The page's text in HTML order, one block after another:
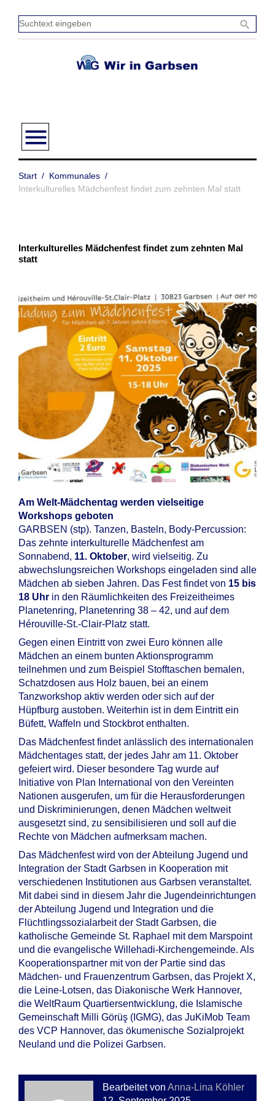
Inhalt
springen
search
menu
Start / Kommunales /
Interkulturelles Mädchenfest findet zum zehnten Mal statt
Interkulturelles Mädchenfest findet zum zehnten Mal
statt
Am Welt-Mädchentag werden vielseitige
Workshops geboten
GARBSEN (stp). Tanzen, Basteln, Body-Percussion:
Das zehnte interkulturelle Mädchenfest am
Sonnabend, 11. Oktober, wird vielseitig. Zu
abwechslungsreichen Workshops eingeladen sind alle
Mädchen ab sieben Jahren. Das Fest findet von 15 bis
18 Uhr in den Räumlichkeiten des Freizeitheimes
Planetenring, Planetenring 38 – 42, und auf dem
Hérouville-St.-Clair-Platz statt.
Gegen einen Eintritt von zwei Euro können alle
Mädchen an einem bunten Aktionsprogramm
teilnehmen und zum Beispiel Stofftaschen bemalen,
Schatzdosen aus Holz bauen, bei an einem
Tanzworkshop aktiv werden oder sich auf der
Hüpfburg austoben. Weiterhin ist in dem Eintritt ein
Büfett, Waffeln und Stockbrot enthalten.
Das Mädchenfest findet anlässlich des internationalen
Mädchentages statt, der jedes Jahr am 11. Oktober
gefeiert wird. Dieser besondere Tag wurde auf
Initiative von Plan International von den Vereinten
Nationen ausgerufen, um für die Herausforderungen
und Diskriminierungen, denen Mädchen weltweit
ausgesetzt sind, zu sensibilisieren und soll auf die
Rechte von Mädchen aufmerksam machen.
Das Mädchenfest wird von der Abteilung Jugend und
Integration der Stadt Garbsen in Kooperation mit
verschiedenen Institutionen aus Garbsen veranstaltet.
Mit dabei sind in diesem Jahr die Jugendeinrichtungen
der Abteilung Jugend und Integration und die
Flüchtlingssozialarbeit der Stadt Garbsen, die
katholische Gemeinde St. Raphael mit dem Marspoint
und die evangelische Willehadi-Kirchengemeinde. Als
Kooperationspartner mit von der Partie sind das
Mädchen- und Frauenzentrum Garbsen, das Projekt X,
die Leine-Lotsen, das Diakonische Werk Hannover,
die WeltRaum Quartiersentwicklung, die Islamische
Gemeinschaft Milli Görüş (IGMG), das JuKiMob Team
des VCP Hannover, das ökumenische Sozialprojekt
Neuland und die Polizei Garbsen.
Bearbeitet von Anna-Lina Köhler